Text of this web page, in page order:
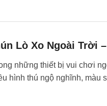
Lò Xo Ngoài Trời
những thiết bị vui chơi
hình thú ngộ nghĩnh,